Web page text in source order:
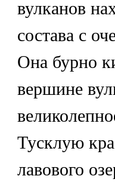
вулканов
состава с
Она бурно
вершине
Тусклую
лавового